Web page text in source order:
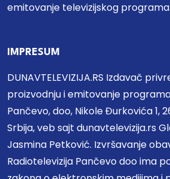
emitovanje televizijskog programa.
IMPRESUM
DUNAVTELEVIZIJA.RS Izdavač
proizvodnju i emitovanje
Pančevo, doo, Nikole Đurkovića 1,
Srbija, veb sajt dunavtelevizija.rs
Jasmina Petković. Izvršavanje
Radiotelevizija Pančevo doo ima